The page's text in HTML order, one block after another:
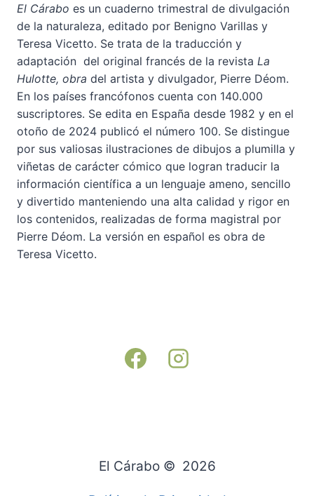
El Cárabo es un cuaderno trimestral de divulgación
de la naturaleza, editado por Benigno Varillas y
Teresa Vicetto. Se trata de la traducción y
adaptación del original francés de la revista La
Hulotte, obra del artista y divulgador, Pierre Déom.
En los países francófonos cuenta con 140.000
suscriptores. Se edita en España desde 1982 y en el
otoño de 2024 publicó el número 100. Se distingue
por sus valiosas ilustraciones de dibujos a plumilla y
viñetas de carácter cómico que logran traducir la
información científica a un lenguaje ameno, sencillo
y divertido manteniendo una alta calidad y rigor en
los contenidos, realizadas de forma magistral por
Pierre Déom. La versión en español es obra de
Teresa Vicetto.
El Cárabo © 2026